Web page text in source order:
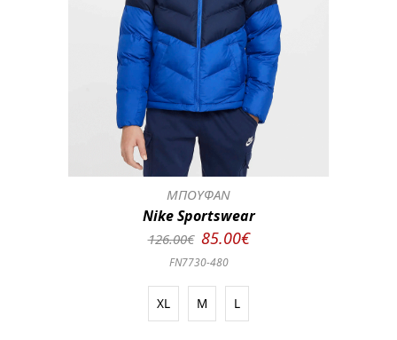
ΜΠΟΥΦΑΝ
Nike Sportswear
126.00€ 85.00€
FN7730-480
XL M L